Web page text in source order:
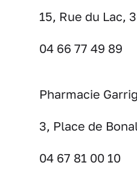
15, Rue du Lac,
04 66 77 49 89
Pharmacie
3, Place de
04 67 81 00 10